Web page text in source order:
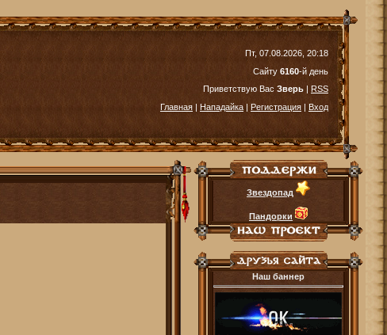
Пт, 07.08.2026, 20:18
Сайту 6160-й день
Приветствую Вас Зверь
RSS
Главная | Нападайка | Регистрация | Вход
Звездопад
Пандорки
Наш баннер